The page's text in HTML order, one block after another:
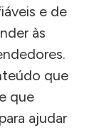
e de
às
que
que
ajudar